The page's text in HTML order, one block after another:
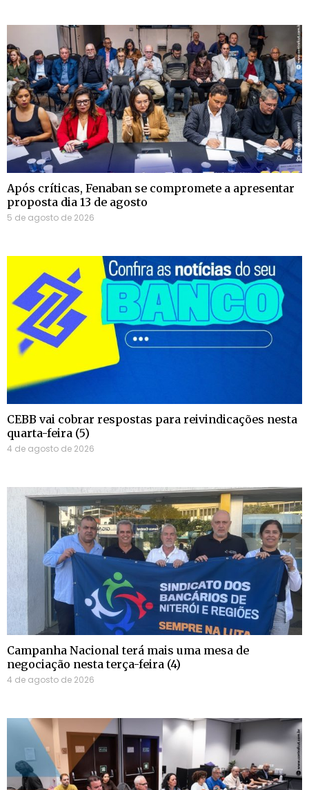
Após críticas, Fenaban se compromete a apresentar
proposta dia 13 de agosto
5 de agosto de 2026
CEBB vai cobrar respostas para reivindicações nesta
quarta-feira (5)
4 de agosto de 2026
Campanha Nacional terá mais uma mesa de
negociação nesta terça-feira (4)
4 de agosto de 2026